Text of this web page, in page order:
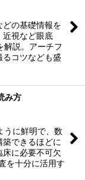
の基礎情報を
近視など眼底
解説。アーチフ
るコツなども盛
み方
うに鮮明で、数
できるほどに
に必要不可欠
を十分に活用す